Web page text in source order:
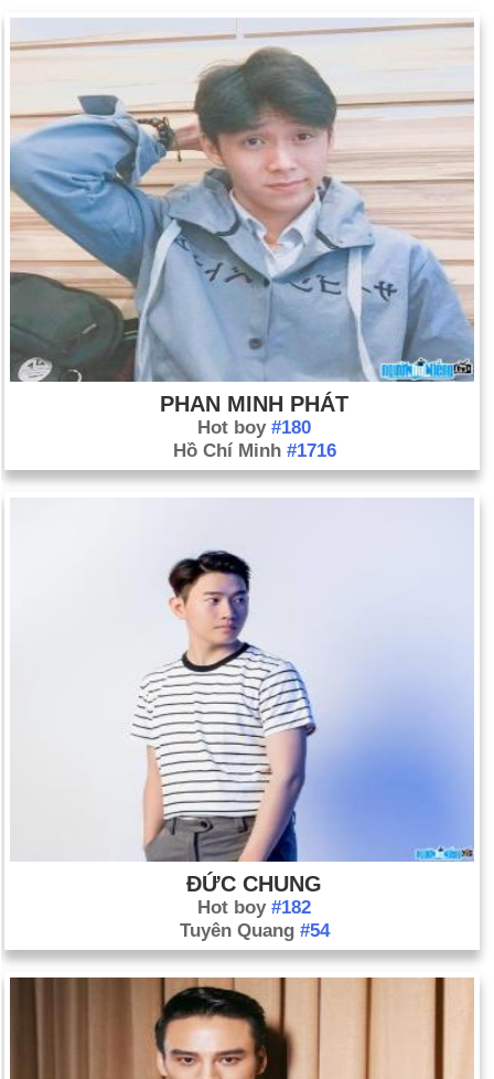
Abraham Lincoln đã ban hành Tuyên bố
Giải phóng nô lệ trên nước Mỹ.
Quả bóng báo hiệu năm mới được thả
lần đầu tiên tại Quảng trường Thời đại ở thành phố New York.
Ngày 1-1 năm 1914:Hãng hàng không đầu tiên trên thế giới,
St Petersburg Tampa Airboat Line, bắt đầu hoạt động tại
St.Petersburg, Florida.
Ngày 1-1 năm 1959:Fidel Castro và những người cách mạng
của ông đã tiếp quản Cuba và lật đổ chế độ của Fulgencio
Batista.
Ngày 1-1 năm 1975:
John Mitchell, H. R. Haldeman và John
Ehrlichman bị kết tội cản trở công lý trong vụ Watergate.
Ngày 1-1 năm 1993:Tiệp Khắc hòa bình tách thành Cộng hòa
Ngày 1-1 năm 1994:Hiệp định Thương mại Tự do Bắc Mỹ
(NAFTA) đã có hiệu lực.
Ngày 1-1 năm 2002:Tiền xu và tiền giấy Euro đã được lưu
PHAN MINH PHÁT
Hot boy #180
Hồ Chí Minh #1716
ĐỨC CHUNG
Hot boy #182
Tuyên Quang #54